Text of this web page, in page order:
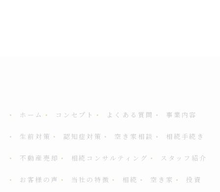
ホーム コンセプト よくある質問 事業内容
生前対策 認知症対策 空き家相談 相続手続き
不動産売却 相続コンサルティング スタッフ紹介
お客様の声 当社の特徴 相続 空き家 投資